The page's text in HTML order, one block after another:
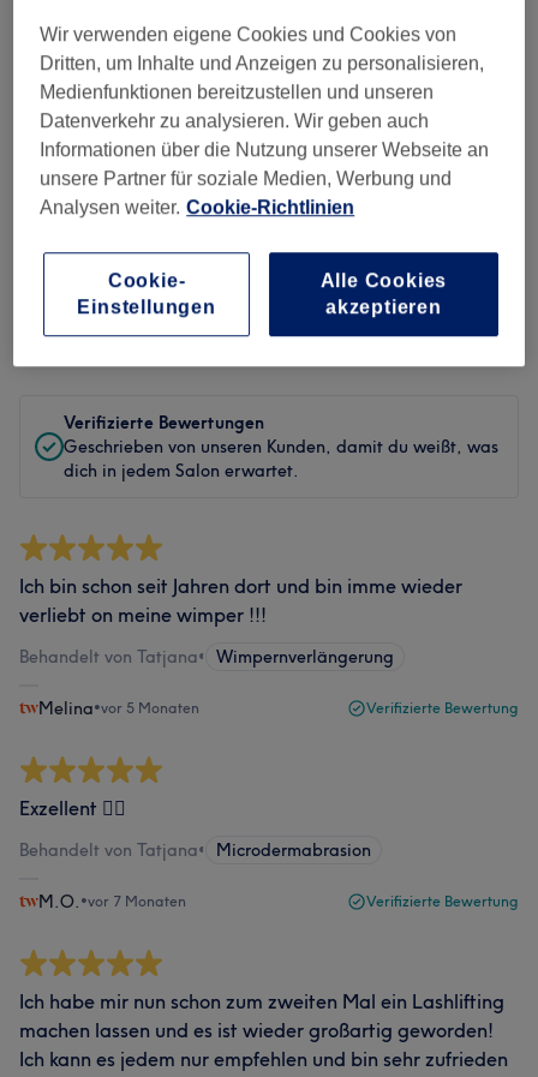
Sauberkeit
Service
Bewertungen filtern
Behandlung Alle Bewertungen
Bewertung Nach Sternen filtern
Verifizierte Bewertungen
Geschrieben von unseren Kunden, damit du weißt, was
dich in jedem Salon erwartet.
Ich bin schon seit Jahren dort und bin imme wieder
verliebt on meine wimper !!!
Behandelt von Tatjana• Wimpernverlängerung
Melina•vor 5 Monaten Verifizierte Bewertung
Exzellent 👍🏻
Behandelt von Tatjana• Microdermabrasion
M.O. •vor 7 Monaten Verifizierte Bewertung
Ich habe mir nun schon zum zweiten Mal ein Lashlifting
machen lassen und es ist wieder großartig geworden!
Ich kann es jedem nur empfehlen und bin sehr zufrieden
Wir verwenden eigene Cookies und Cookies von
Dritten, um Inhalte und Anzeigen zu personalisieren,
Medienfunktionen bereitzustellen und unseren
Datenverkehr zu analysieren. Wir geben auch
Informationen über die Nutzung unserer Webseite an
unsere Partner für soziale Medien, Werbung und
Analysen weiter. Cookie-Richtlinien
Cookie-
Einstellungen
Alle Cookies
akzeptieren